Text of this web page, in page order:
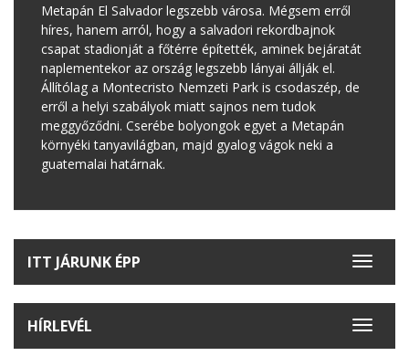
Metapán El Salvador legszebb városa. Mégsem erről
híres, hanem arról, hogy a salvadori rekordbajnok
csapat stadionját a főtérre építették, aminek bejáratát
naplementekor az ország legszebb lányai állják el.
Állítólag a Montecristo Nemzeti Park is csodaszép, de
erről a helyi szabályok miatt sajnos nem tudok
meggyőződni. Cserébe bolyongok egyet a Metapán
környéki tanyavilágban, majd gyalog vágok neki a
guatemalai határnak.
Toggle
ITT JÁRUNK ÉPP
Toggle
HÍRLEVÉL